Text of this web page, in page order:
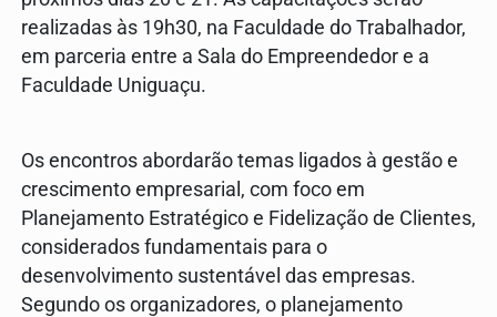
realizadas às 19h30, na Faculdade do Trabalhador,
em parceria entre a Sala do Empreendedor e a
Faculdade Uniguaçu.
Os encontros abordarão temas ligados à gestão e
crescimento empresarial, com foco em
Planejamento Estratégico e Fidelização de Clientes,
considerados fundamentais para o
desenvolvimento sustentável das empresas.
Segundo os organizadores, o planejamento